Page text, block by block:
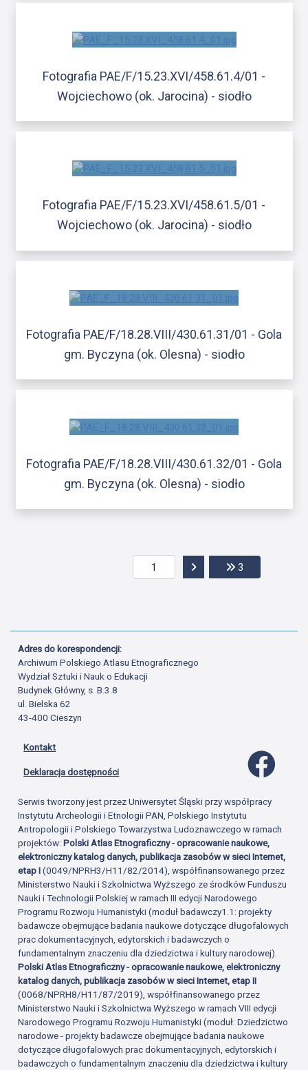
Fotografia PAE/F/15.23.XVI/458.61.4/01 -
Wojciechowo (ok. Jarocina) - siodło
Fotografia PAE/F/15.23.XVI/458.61.5/01 -
Wojciechowo (ok. Jarocina) - siodło
Fotografia PAE/F/18.28.VIII/430.61.31/01 - Gola
gm. Byczyna (ok. Olesna) - siodło
Fotografia PAE/F/18.28.VIII/430.61.32/01 - Gola
gm. Byczyna (ok. Olesna) - siodło
Przejdź do następnej
3
Adres do korespondencji:
Archiwum Polskiego Atlasu Etnograficznego
Wydział Sztuki i Nauk o Edukacji
Budynek Główny, s. B.3.8
ul. Bielska 62
43-400 Cieszyn
Kontakt
Deklaracja dostępności
Serwis tworzony jest przez Uniwersytet Śląski przy współpracy
Instytutu Archeologii i Etnologii PAN, Polskiego Instytutu
Antropologii i Polskiego Towarzystwa Ludoznawczego w ramach
projektów:Polski Atlas Etnograficzny - opracowanie naukowe,
elektroniczny katalog danych, publikacja zasobów w sieci Internet,
etap I(0049/NPRH3/H11/82/2014), współfinansowanego przez
Ministerstwo Nauki i Szkolnictwa Wyższego ze środków Funduszu
Nauki i Technologii Polskiej w ramach III edycji Narodowego
Programu Rozwoju Humanistyki (moduł badawczy1.1: projekty
badawcze obejmujące badania naukowe dotyczące długofalowych
prac dokumentacyjnych, edytorskich i badawczych o
fundamentalnym znaczeniu dla dziedzictwa i kultury narodowej).
Polski Atlas Etnograficzny - opracowanie naukowe, elektroniczny
katalog danych, publikacja zasobów w sieci Internet, etap II
(0068/NPRH8/H11/87/2019), współfinansowanego przez
Ministerstwo Nauki i Szkolnictwa Wyższego w ramach VIII edycji
Narodowego Programu Rozwoju Humanistyki (moduł: Dziedzictwo
narodowe - projekty badawcze obejmujące badania naukowe
dotyczące długofalowych prac dokumentacyjnych, edytorskich i
badawczych o fundamentalnym znaczeniu dla dziedzictwa i kultury